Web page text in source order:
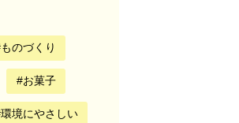
ものづくり
お菓子
環境にやさしい